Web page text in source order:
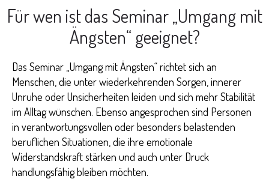
Für wen ist das Seminar „Umgang mit
Ängsten“ geeignet?
Das Seminar „Umgang mit Ängsten“ richtet sich an
Menschen, die unter wiederkehrenden Sorgen, innerer
Unruhe oder Unsicherheiten leiden und sich mehr Stabilität
im Alltag wünschen. Ebenso angesprochen sind Personen
in verantwortungsvollen oder besonders belastenden
beruflichen Situationen, die ihre emotionale
Widerstandskraft stärken und auch unter Druck
handlungsfähig bleiben möchten.